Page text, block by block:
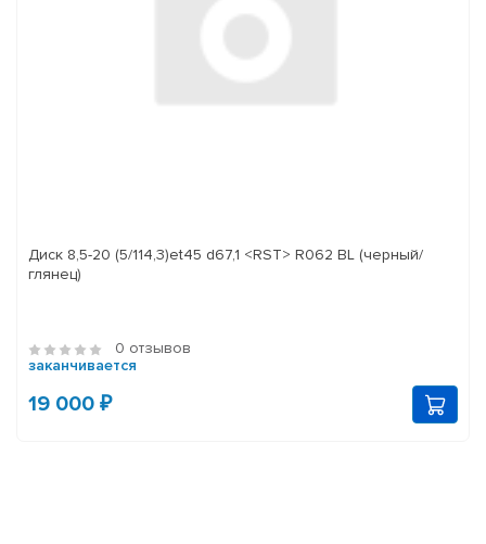
Диск 8,5-20 (5/114,3)et45 d67,1 <RST> R062 BL (черный/
глянец)
0 отзывов
заканчивается
19 000 ₽